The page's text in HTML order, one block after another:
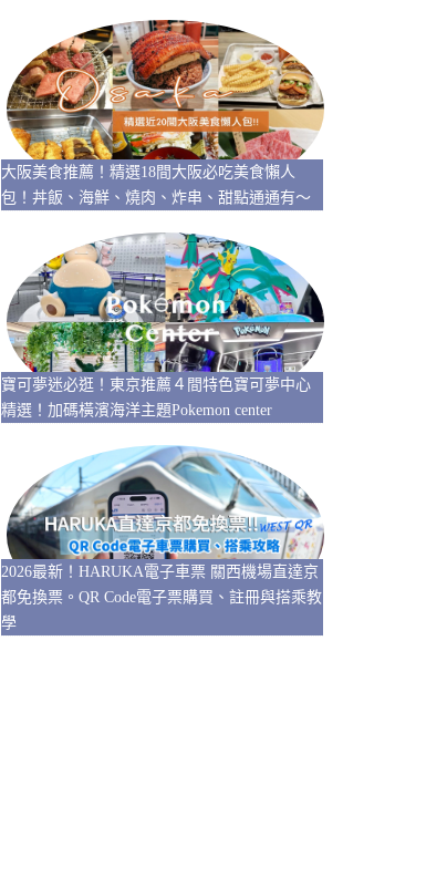
大阪美食推薦！精選18間大阪必吃美食懶人
包！丼飯、海鮮、燒肉、炸串、甜點通通有～
寶可夢迷必逛！東京推薦４間特色寶可夢中心
精選！加碼橫濱海洋主題Pokemon center
2026最新！HARUKA電子車票 關西機場直達京
都免換票。QR Code電子票購買、註冊與搭乘教
學